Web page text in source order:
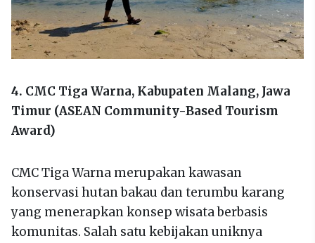
4. CMC Tiga Warna, Kabupaten Malang, Jawa
Timur (ASEAN Community-Based Tourism
Award)
CMC Tiga Warna merupakan kawasan
konservasi hutan bakau dan terumbu karang
yang menerapkan konsep wisata berbasis
komunitas. Salah satu kebijakan uniknya